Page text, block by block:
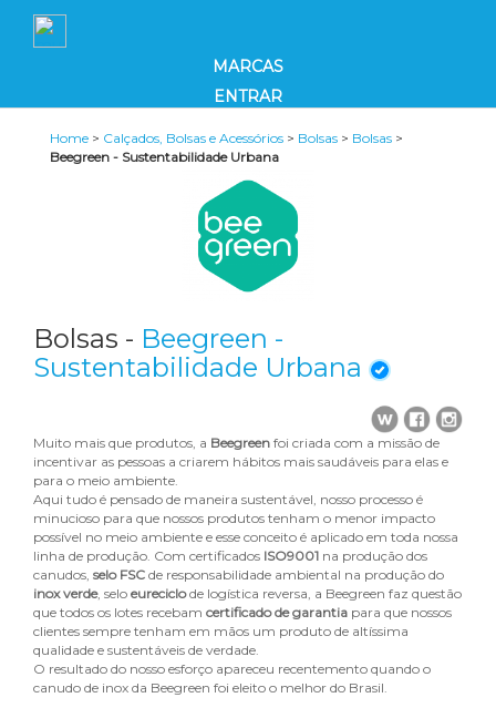
MARCAS
ENTRAR
Home > Calçados, Bolsas e Acessórios > Bolsas > Bolsas >
Beegreen - Sustentabilidade Urbana
Bolsas - Beegreen -
Sustentabilidade Urbana
Muito mais que produtos, a Beegreen foi criada com a missão de
incentivar as pessoas a criarem hábitos mais saudáveis para elas e
para o meio ambiente.
Aqui tudo é pensado de maneira sustentável, nosso processo é
minucioso para que nossos produtos tenham o menor impacto
possível no meio ambiente e esse conceito é aplicado em toda nossa
linha de produção. Com certificados ISO9001 na produção dos
canudos, selo FSC de responsabilidade ambiental na produção do
inox verde, selo eureciclode logística reversa, a Beegreen faz questão
que todos os lotes recebam certificado de garantia para que nossos
clientes sempre tenham em mãos um produto de altíssima
qualidade e sustentáveis de verdade.
O resultado do nosso esforço apareceu recentemento quando o
canudo de inox da Beegreen foi eleito o melhor do Brasil.